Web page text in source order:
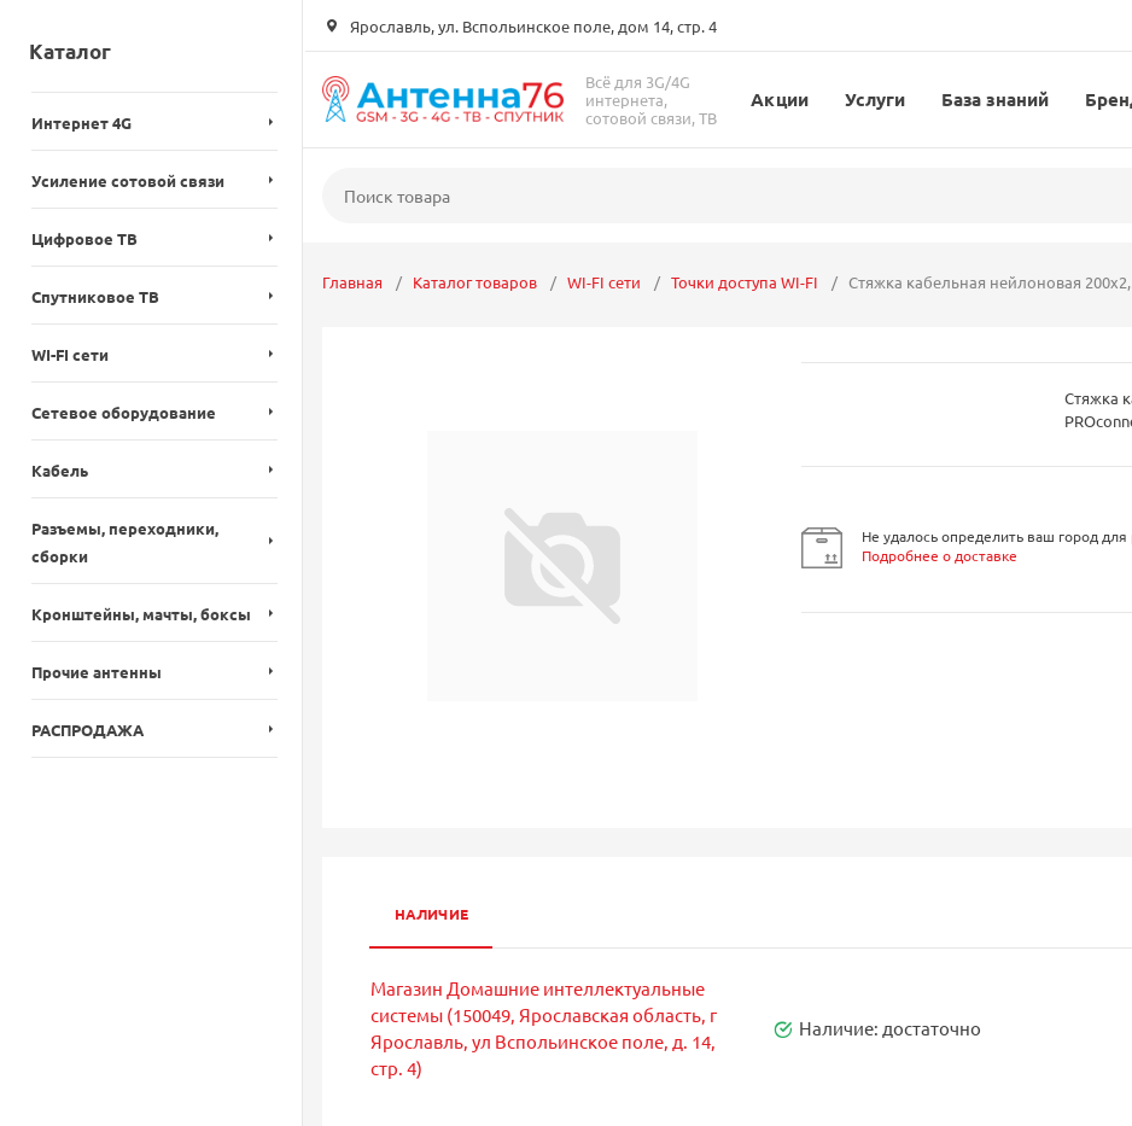
Ярославль, ул. Вспольинское поле, дом 14, стр. 4
Всё для 3G/4G
интернета,
сотовой связи, ТВ
Акции Услуги База знаний
Каталог
Интернет 4G
Усиление сотовой связи
Цифровое ТВ
Спутниковое ТВ
WI-FI сети
Сетевое оборудование
Кабель
Разъемы, переходники,
сборки
Кронштейны, мачты, боксы
Прочие антенны
РАСПРОДАЖА
Главная Каталог товаров WI-FI сети Точки доступа WI-FI Стяжка кабельная нейлоновая
Стяжка
Не удалось определить ваш город для
Подробнее о доставке
НАЛИЧИЕ
Магазин Домашние интеллектуальные
системы (150049, Ярославская область, г
Ярославль, ул Вспольинское поле, д. 14,
стр. 4)
Наличие: достаточно